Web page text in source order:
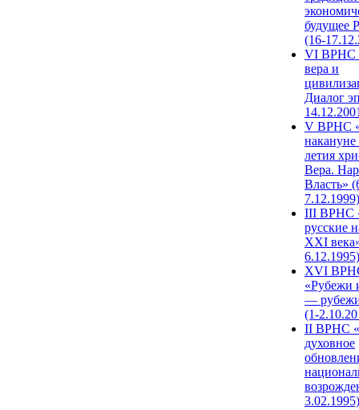
будущее
(16-
VI ВРНС
вера и
Диалог
V ВРНС
накануне
летия
Вера.
Власть»
7.12.1999)
III ВРНС
русские
XXI
6.12.1995)
XVI
«Рубежи
—
(1-
II ВРНС
духовное
3.02.1995)